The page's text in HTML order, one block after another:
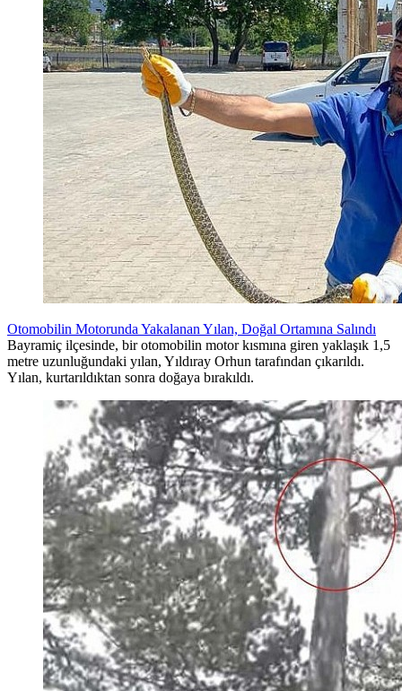
Otomobilin Motorunda Yakalanan Yılan, Doğal Ortamına Salındı
Bayramiç ilçesinde, bir otomobilin motor kısmına giren yaklaşık 1,5
metre uzunluğundaki yılan, Yıldıray Orhun tarafından çıkarıldı.
Yılan, kurtarıldıktan sonra doğaya bırakıldı.